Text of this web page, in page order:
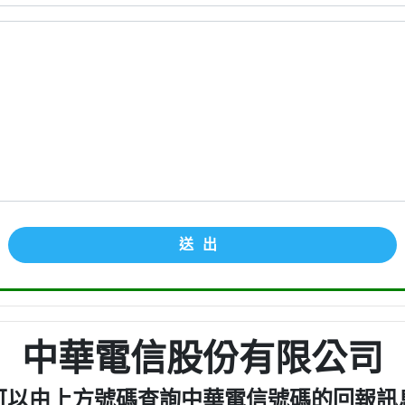
送出
中華電信股份有限公司
以由上方號碼查詢中華電信號碼的回報訊